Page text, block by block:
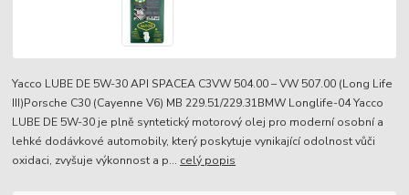
Yacco LUBE DE 5W-30 API SPACEA C3VW 504.00 – VW 507.00 (Long Life
III)Porsche C30 (Cayenne V6) MB 229.51/229.31BMW Longlife-04 Yacco
LUBE DE 5W-30 je plně syntetický motorový olej pro moderní osobní a
lehké dodávkové automobily, který poskytuje vynikající odolnost vůči
oxidaci, zvyšuje výkonnost a p... celý popis